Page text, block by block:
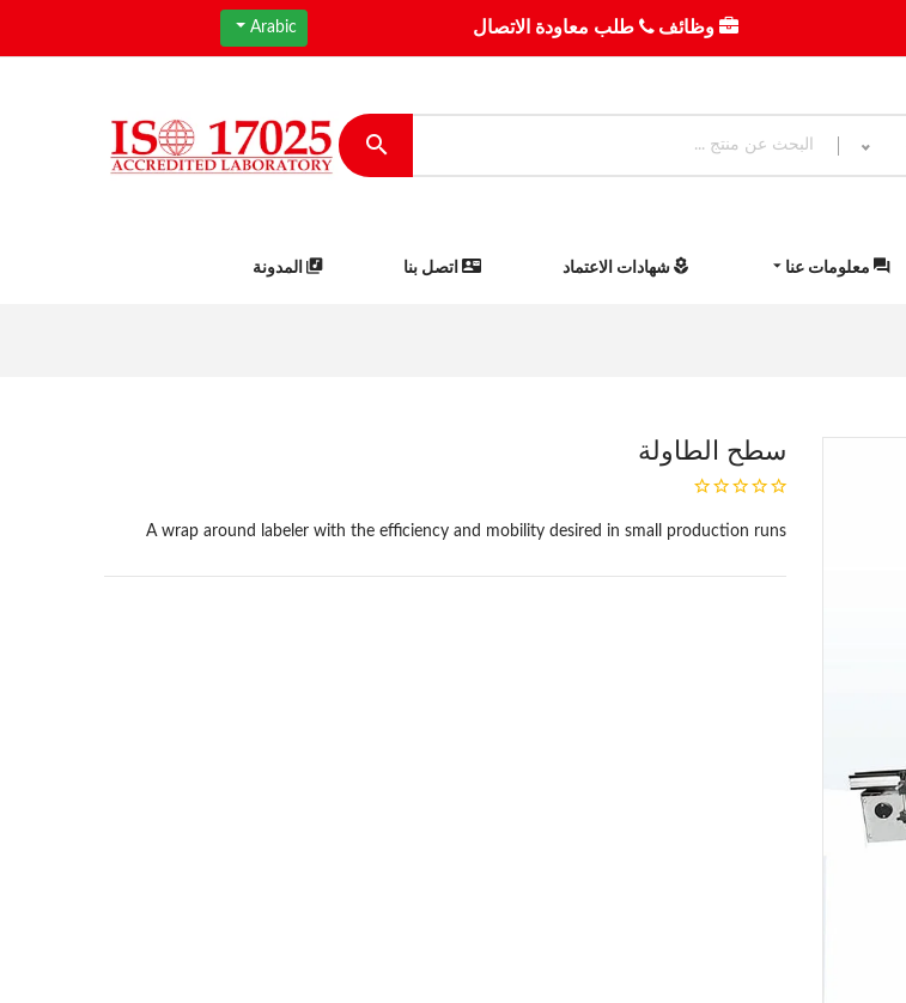
وظائف طلب معاودة الاتصال Arabic
معلومات عنا شهادات الاعتماد اتصل بنا المدونة
سطح الطاولة
A wrap around labeler with the efficiency and mobility desired in small production runs